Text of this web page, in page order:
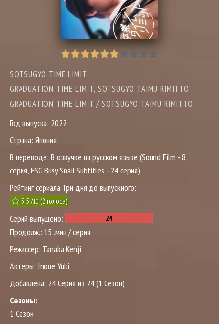
SOTSUGYO TIME LIMIT
GRADUATION TIME LIMIT, SOTSUGYO TAIMU RIMITTO
GRADUATION TIME LIMIT / SOTSUGYO TAIMU RIMITTO
Год выпуска: 2022
Страна: Япония
В переводе: В озвучке на русском языке (Sound Film - 8
серия, FSG Busy Snail.Subtitles - 24 серия)
Рейтинг сериала Три дня до выпускного:
5.5/10(2голоса)
Серий выпущено:
Продолж.: 15 .мин / серия
Режиссер: Tanaka Kenji
Актеры: Inoue Yuki
Добавлена: 24 Серия из 24 (1 Сезон)
Сезоны:
1 Сезон